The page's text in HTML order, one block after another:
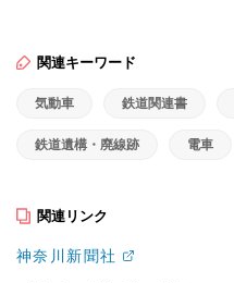
関連キーワード
気動車 鉄道関連書
鉄道遺構・廃線跡 電車
関連リンク
神奈川新聞社